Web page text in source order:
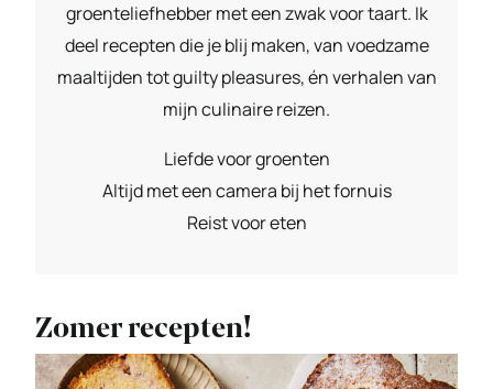
groenteliefhebber met een zwak voor taart. Ik
deel recepten die je blij maken, van voedzame
maaltijden tot guilty pleasures, én verhalen van
mijn culinaire reizen.
Liefde voor groenten
Altijd met een camera bij het fornuis
Reist voor eten
Zomer recepten!